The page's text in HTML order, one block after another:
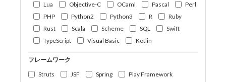
Lua
Objective-C OCaml Pascal
Perl
PHP
Python2 Python3 R
Ruby
Rust
Scala Scheme SQL
Swift
TypeScript
Visual Basic Kotlin
フレームワーク
Struts
JSF Spring
Play Framework